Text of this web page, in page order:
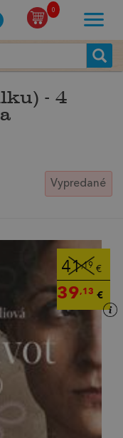
0
- 4
Vypredané
41,19 €
39,13 €